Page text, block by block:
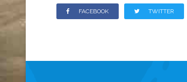
FACEBOOK TWITTER